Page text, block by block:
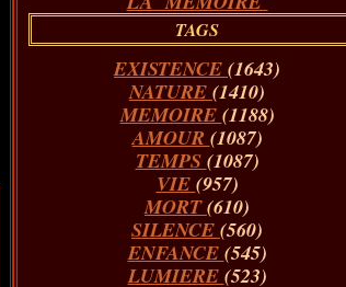
TAGS
EXISTENCE (1643)
NATURE (1410)
MEMOIRE (1188)
AMOUR (1087)
TEMPS (1087)
VIE (957)
MORT(610)
SILENCE (560)
ENFANCE (545)
LUMIERE (523)